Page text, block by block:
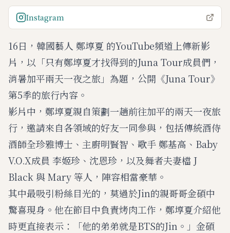
e
Instagram
16日，韓國藝人 鄭埻夏 的YouTube頻道上傳新影
片，以「只有鄭埻夏才找得到的Juna Tour成員們，
消暑加平兩天一夜之旅」為題，公開《Juna Tour》
第5季的旅行內容。
影片中，鄭埻夏親自策劃一趟前往加平的兩天一夜旅
行，邀請來自各領域的好友一同參與，包括傳統酒侍
酒師全珍雅博士、主廚明賢智、歌手 鄭基高、Baby
V.O.X成員 李姬珍、沈恩珍，以及舞者夫妻檔 J
Black 與 Mary 等人，陣容相當豪華。
其中最吸引粉絲目光的，莫過於Jin的親哥哥金碩中
驚喜現身。他在節目中負責烤肉工作，鄭埻夏介紹他
時更直接表示：「他的弟弟就是BTS的Jin。」金碩